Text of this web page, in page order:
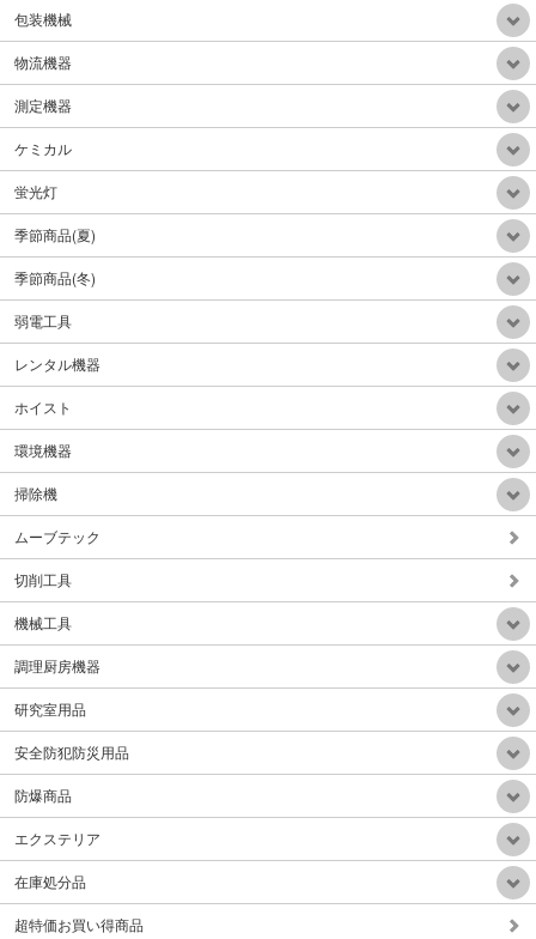
電動牽引車(電動牽引フックリフトアップ機能付)リフトアップ300Kg牽引力1.5ton
小型軽量微粉塵集塵排気装置(HEPAフィルタ付属)
包装機械
物流機器
測定機器
ケミカル
蛍光灯
季節商品(夏)
季節商品(冬)
弱電工具
レンタル機器
ホイスト
環境機器
掃除機
ムーブテック
切削工具
機械工具
調理厨房機器
研究室用品
安全防犯防災用品
防爆商品
エクステリア
在庫処分品
超特価お買い得商品